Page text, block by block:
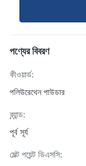
পণ্যের বিবরণ
কীওয়ার্ড:
পলিউরেথেন পাউডার
ব্র্যান্ড:
পূর্ব সূর্য
মেল্ট পয়েন্ট ডিএসসি: